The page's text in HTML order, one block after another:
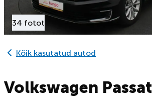
34 fotot
Kõik kasutatud autod
Volkswagen Passat